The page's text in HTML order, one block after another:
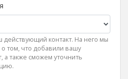
действующий контакт. На него мы
том, что добавили вашу
а также сможем уточнить